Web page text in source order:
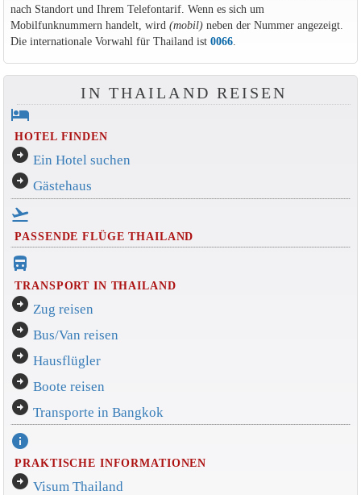
nach Standort und Ihrem Telefontarif. Wenn es sich um
Mobilfunknummern handelt, wird (mobil)neben der Nummer angezeigt.
Die internationale Vorwahl für Thailand ist 0066.
IN THAILAND REISEN
hotel
HOTEL FINDEN
arrow_circle_right Ein Hotel suchen
arrow_circle_right Gästehaus
flight_takeoff
PASSENDE FLÜGE THAILAND
directions_bus_filled
TRANSPORT IN THAILAND
arrow_circle_right Zug reisen
arrow_circle_right Bus/Van reisen
arrow_circle_right Hausflügler
arrow_circle_right Boote reisen
arrow_circle_right Transporte in Bangkok
info
PRAKTISCHE INFORMATIONEN
arrow_circle_right Visum Thailand